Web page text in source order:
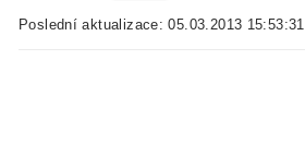
Poslední aktualizace: 05.03.2013 15:53:31